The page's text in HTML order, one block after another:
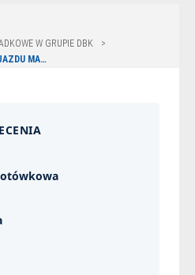
W GRUPIE DBK
BEZGOTÓWKOWA NAPRAWA POJAZDU MAN Z POLISY UNIQA W GDAŃSKU